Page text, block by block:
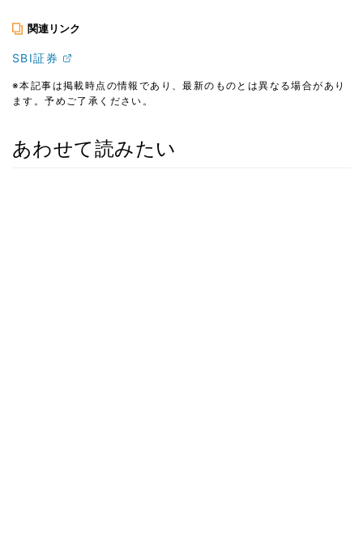
関連リンク
SBI証券
※本記事は掲載時点の情報であり、最新のものとは異なる場合があり
ます。予めご了承ください。
あわせて読みたい